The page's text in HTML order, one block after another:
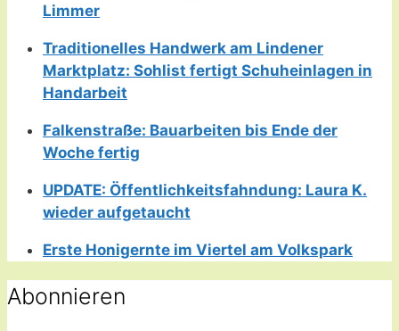
Limmer
Traditionelles Handwerk am Lindener
Marktplatz: Sohlist fertigt Schuheinlagen in
Handarbeit
Falkenstraße: Bauarbeiten bis Ende der
Woche fertig
UPDATE: Öffentlichkeitsfahndung: Laura K.
wieder aufgetaucht
Erste Honigernte im Viertel am Volkspark
Abonnieren